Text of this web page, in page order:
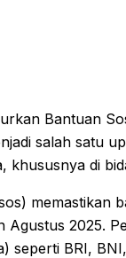
Bantuan
salah satu
khususnya di
Agustus 2025.
seperti BRI,